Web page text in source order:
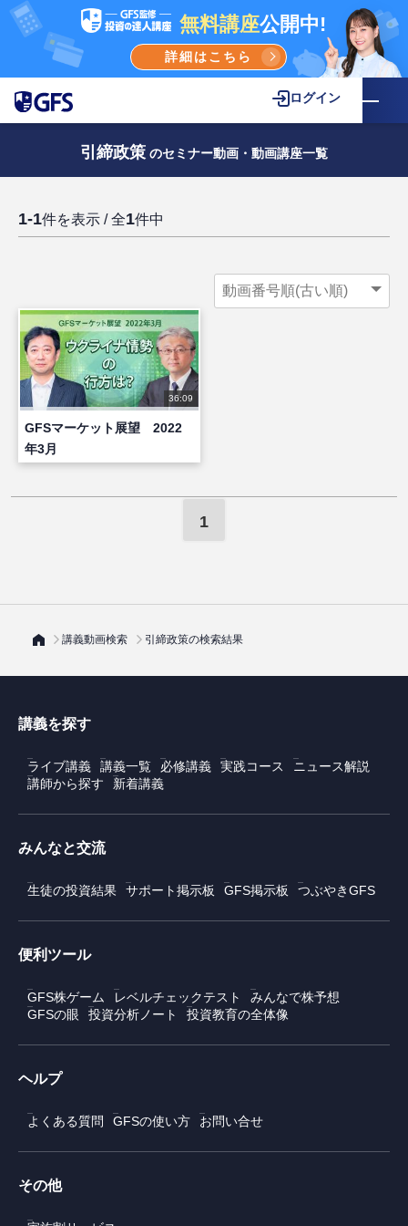
無料講座公開中!
詳細はこちら
ログイン
引締政策 のセミナー動画・動画講座一覧
1-1件を表示 / 全1件中
36:09
GFSマーケット展望 2022
年3月
1
講義動画検索 引締政策の検索結果
講義を探す
ライブ講義 講義一覧 必修講義 実践コース
ニュース解説
講師から探す
新着講義
みんなと交流
生徒の投資結果 サポート掲示板 GFS掲示板 つぶやきGFS
便利ツール
GFS株ゲーム レベルチェックテスト
みんなで株予想
GFSの眼
投資分析ノート 投資教育の全体像
ヘルプ
よくある質問 GFSの使い方 お問い合せ
その他